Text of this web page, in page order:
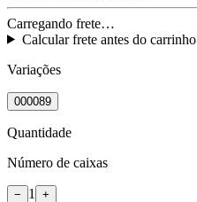
Carregando frete…
Calcular frete antes do carrinho
Variações
000089
Quantidade
Número de caixas
− 1
+